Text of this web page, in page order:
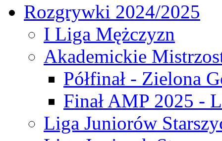
Rozgrywki 2024/2025
I Liga Mężczyzn
Akademickie
Półfinał - Zielona
Finał AMP 2025 -
Liga Juniorów